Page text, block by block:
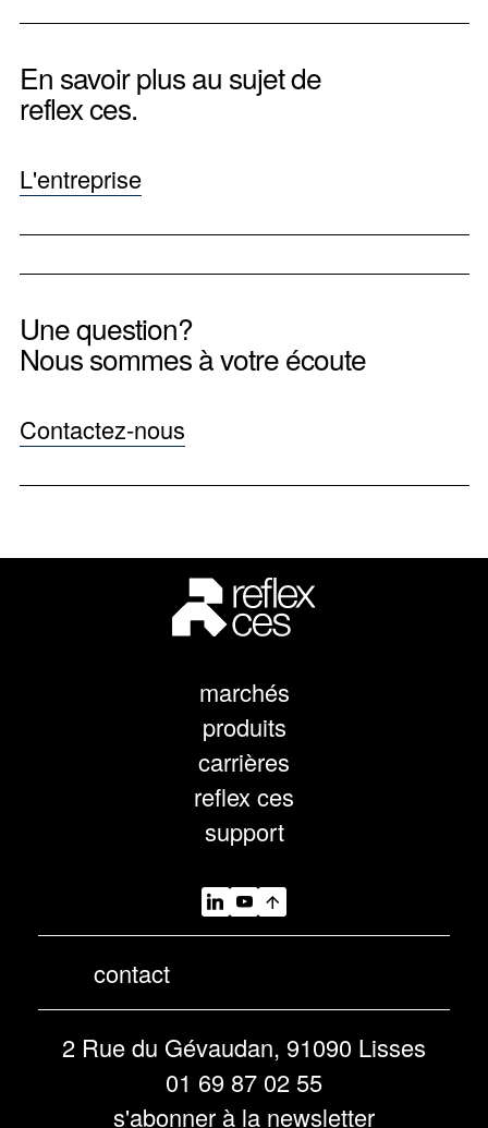
En savoir plus au sujet de
reflex ces.
L'entreprise
Une question?
Nous sommes à votre écoute
Contactez-nous
marchés
produits
carrières
reflex ces
support
contact
2 Rue du Gévaudan, 91090 Lisses
01 69 87 02 55
s'abonner à la newsletter